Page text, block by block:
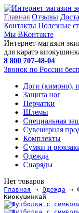
Главная Отзывы
Контакты Полезные
Мы ВКонтакте
Интернет-магазин
для каратэ
8 800 707-48-04
Звонок по России
Доги (кимоно),
Защита ног
Перчатки
Шлемы
Специальная
Сувенирная
Комплекты
Сумки и
Одежда
Снаряды
Нет товаров
Главная → Одежда →
Киокушинкай